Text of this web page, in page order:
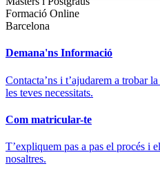
Formació Online
Barcelona
Demana'ns Informació
Contacta’ns i t’ajudarem a trobar
les teves necessitats.
Com matricular-te
T’expliquem pas a pas el procés i
nosaltres.